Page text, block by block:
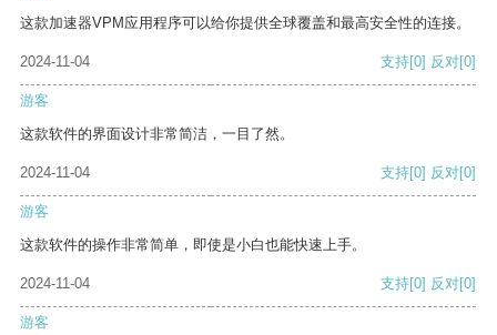
这款加速器VPM应用程序可以给你提供全球覆盖和最高安全性的连接。
2024-11-04 支持[0] 反对[0]
游客
这款软件的界面设计非常简洁，一目了然。
2024-11-04 支持[0] 反对[0]
游客
这款软件的操作非常简单，即使是小白也能快速上手。
2024-11-04 支持[0] 反对[0]
游客